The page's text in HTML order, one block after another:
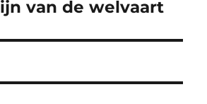
van de welvaart